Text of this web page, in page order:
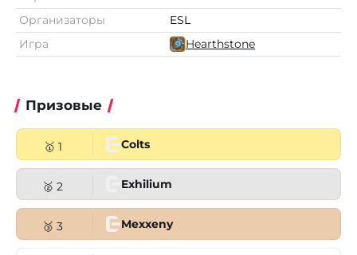
Организаторы
ESL
Игра
Hearthstone
Призовые
🥇 1 Colts
🥈 2 Exhilium
🥉 3 Mexxeny